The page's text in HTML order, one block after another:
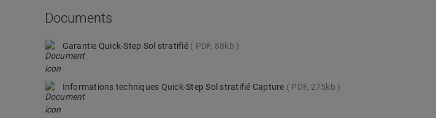
Documents
Garantie Quick-Step Sol stratifié PDF, 88kb
Informations techniques Quick-Step Sol stratifié Capture PDF, 275kb